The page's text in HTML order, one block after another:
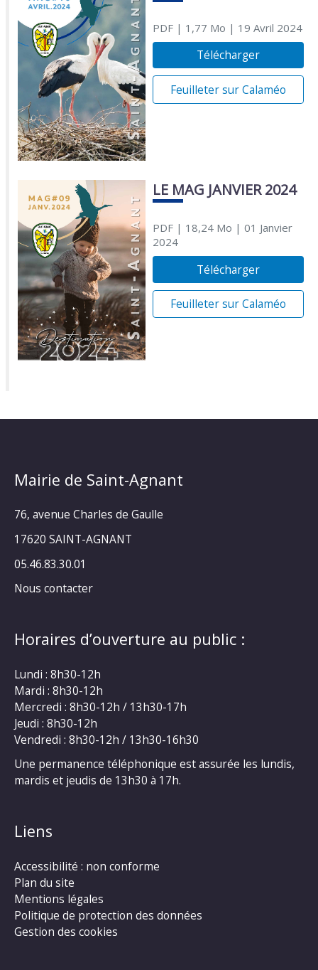
PDF| 1,77 Mo | 19 Avril 2024
Télécharger
Feuilleter sur Calaméo
LE MAG JANVIER 2024
PDF| 18,24 Mo | 01 Janvier
2024
Télécharger
Feuilleter sur Calaméo
Mairie de Saint-Agnant
76, avenue Charles de Gaulle
17620 SAINT-AGNANT
05.46.83.30.01
Nous contacter
Horaires d’ouverture au public :
Lundi : 8h30-12h
Mardi : 8h30-12h
Mercredi : 8h30-12h / 13h30-17h
Jeudi : 8h30-12h
Vendredi : 8h30-12h / 13h30-16h30
Une permanence téléphonique est assurée les lundis,
mardis et jeudis de 13h30 à 17h.
Liens
Accessibilité : non conforme
Plan du site
Mentions légales
Politique de protection des données
Gestion des cookies